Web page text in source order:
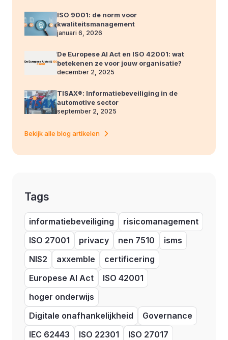
ISO 9001: de norm voor
kwaliteitsmanagement
januari 6, 2026
De Europese AI Act en ISO 42001: wat
betekenen ze voor jouw organisatie?
december 2, 2025
TISAX®: Informatiebeveiliging in de
automotive sector
september 2, 2025
Bekijk alle blog artikelen
Tags
informatiebeveiliging
risicomanagement
ISO 27001
privacy nen 7510
isms
NIS2
axxemble
certificering
Europese AI Act
ISO 42001
hoger onderwijs
Digitale onafhankelijkheid
Governance
IEC 62443
ISO 22301
ISO 27017